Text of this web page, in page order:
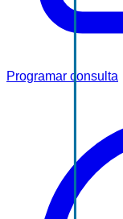
Programar consulta